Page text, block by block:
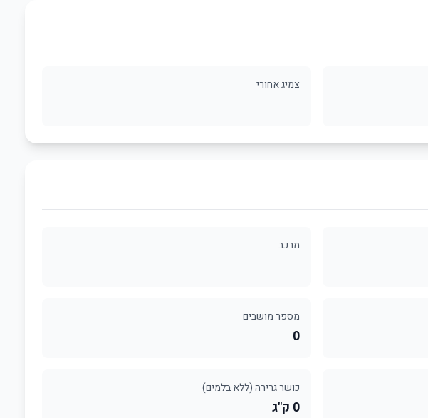
צמיג אחורי
מרכב
מספר מושבים
0
כושר גרירה (ללא בלמים)
0 ק"ג